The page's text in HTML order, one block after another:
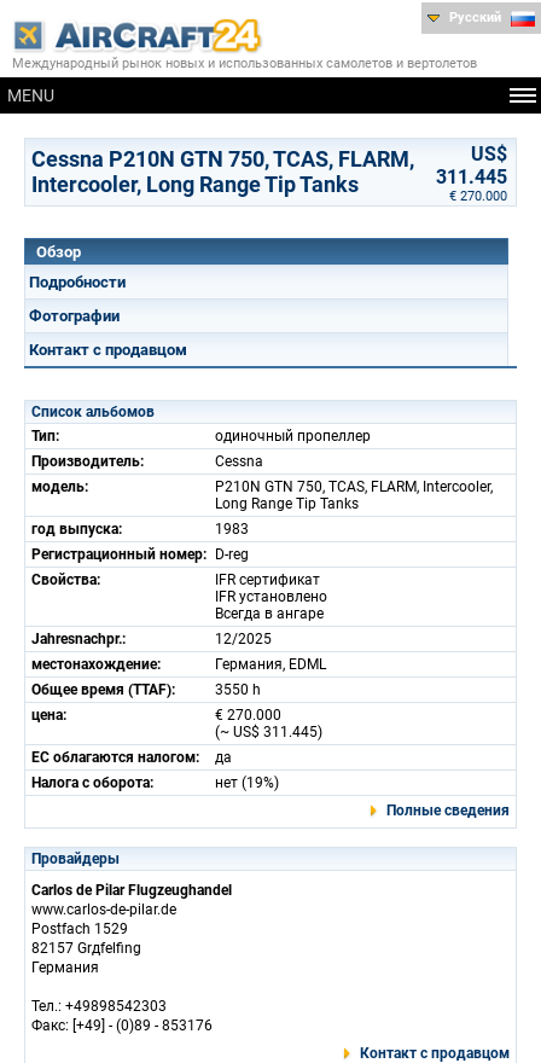
Международный рынок новых и использованных самолетов и вертолетов
MENU
Русский
Cessna P210N GTN 750, TCAS, FLARM,
Intercooler, Long Range Tip Tanks
US$
311.445
€ 270.000
Обзор
Подробности
Фотографии
Контакт с продавцом
Список альбомов
Тип:
одиночный пропеллер
Производитель:
Cessna
модель:
P210N GTN 750, TCAS, FLARM, Intercooler,
Long Range Tip Tanks
год выпуска:
1983
Регистрационный номер: D-reg
Свойства:
IFR сертификат
IFR установлено
Всегда в ангаре
Jahresnachpr.:
12/2025
местонахождение:
Германия, EDML
Общее время (TTAF):
3550 h
цена:
€ 270.000
(~ US$ 311.445)
ЕС облагаются налогом:
да
Налога с оборота:
нет (19%)
Полные сведения
Провайдеры
Carlos de Pilar Flugzeughandel
www.carlos-de-pilar.de
Postfach 1529
82157 Grдfelfing
Германия
Тел.: +49898542303
Факс: [+49] - (0)89 - 853176
Контакт с продавцом